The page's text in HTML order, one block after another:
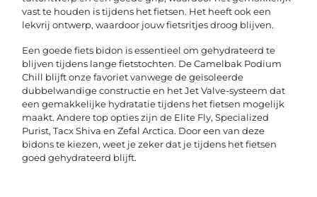
vast te houden is tijdens het fietsen. Het heeft ook een
lekvrij ontwerp, waardoor jouw fietsritjes droog blijven.
Een goede fiets bidon is essentieel om gehydrateerd te
blijven tijdens lange fietstochten. De Camelbak Podium
Chill blijft onze favoriet vanwege de geïsoleerde
dubbelwandige constructie en het Jet Valve-systeem dat
een gemakkelijke hydratatie tijdens het fietsen mogelijk
maakt. Andere top opties zijn de Elite Fly, Specialized
Purist, Tacx Shiva en Zefal Arctica. Door een van deze
bidons te kiezen, weet je zeker dat je tijdens het fietsen
goed gehydrateerd blijft.